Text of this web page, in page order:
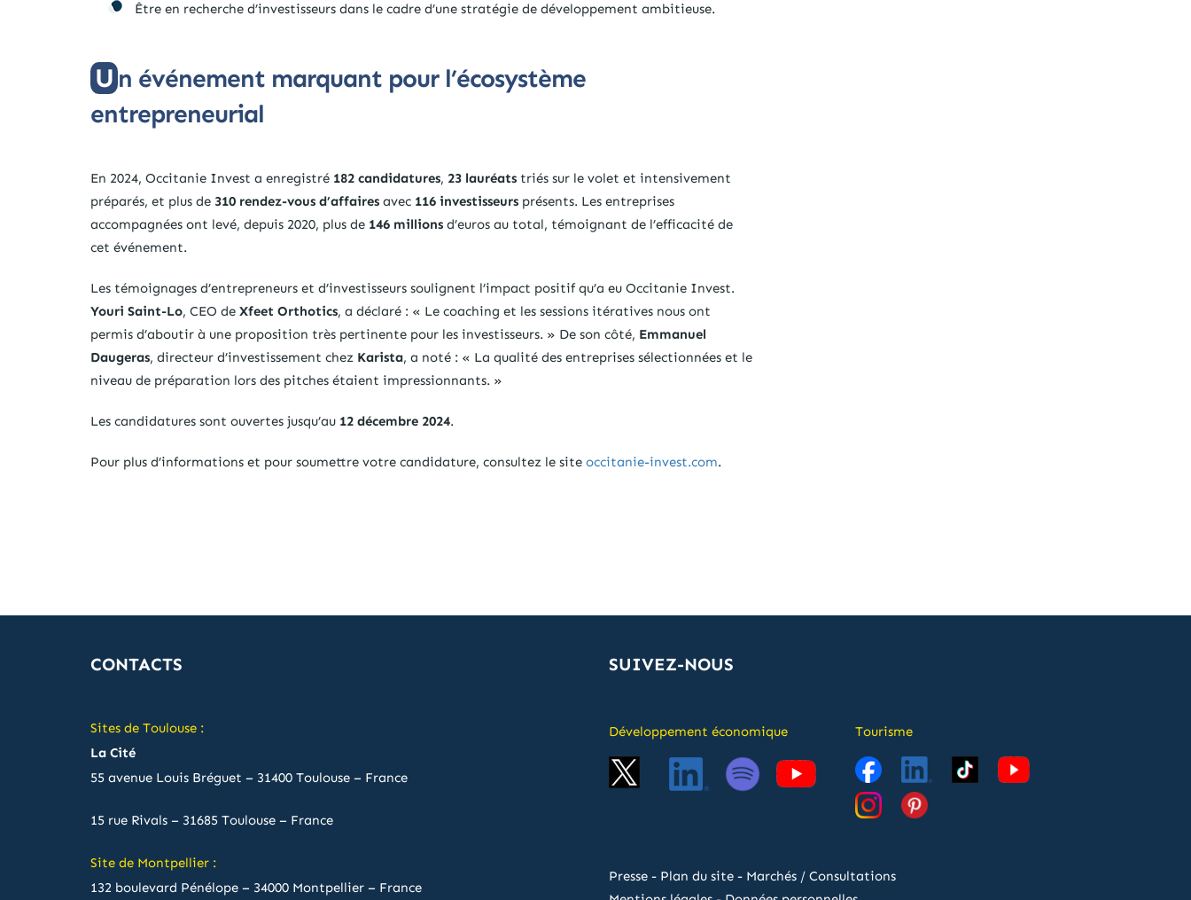
Être en recherche d’investisseurs dans le cadre d’une stratégie de développement ambitieuse.
Un événement marquant pour l’écosystème
entrepreneurial
En 2024, Occitanie Invest a enregistré 182 candidatures, 23 lauréats triés sur le volet et intensivement
préparés, et plus de 310 rendez-vous d’affaires avec 116 investisseurs présents. Les entreprises
accompagnées ont levé, depuis 2020, plus de 146 millions d’euros au total, témoignant de l’efficacité de
cet événement.
Les témoignages d’entrepreneurs et d’investisseurs soulignent l’impact positif qu’a eu Occitanie Invest.
Youri Saint-Lo, CEO de Xfeet Orthotics, a déclaré : « Le coaching et les sessions itératives nous ont
permis d’aboutir à une proposition très pertinente pour les investisseurs. » De son côté, Emmanuel
Daugeras, directeur d’investissement chez Karista, a noté : « La qualité des entreprises sélectionnées et le
niveau de préparation lors des pitches étaient impressionnants. »
Les candidatures sont ouvertes jusqu’au 12 décembre 2024.
Pour plus d’informations et pour soumettre votre candidature, consultez le site occitanie-invest.com.
CONTACTS
Sites de Toulouse :
La Cité
55 avenue Louis Bréguet – 31400 Toulouse – France
15 rue Rivals – 31685 Toulouse – France
Site de Montpellier :
132 boulevard Pénélope – 34000 Montpellier – France
SUIVEZ-NOUS
Développement économique Tourisme
Presse - Plan du site - Marchés / Consultations